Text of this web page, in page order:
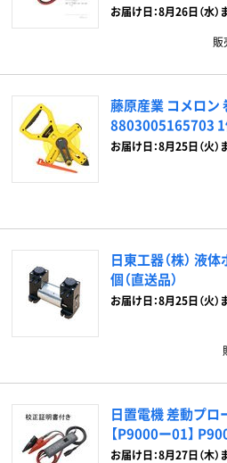
お届け日：8月26日（水）
販
藤原産業 コメロン
8803005165703 1
お届け日：8月25日（火）
日東工器（株） 液
個（直送品）
お届け日：8月25日（火）
日置電機 差動プロ
【P9000ー01】
お届け日：8月27日（木）